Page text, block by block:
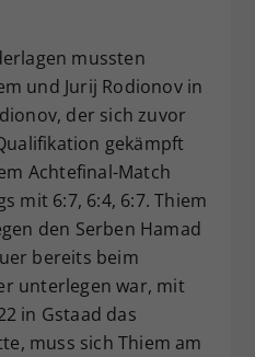
mussten
und Jurij Rodionov in
der sich zuvor
gekämpft
Achtefinal-Match
mit 6:7, 6:4, 6:7. Thiem
den Serben Hamad
bereits beim
unterlegen war, mit
in Gstaad das
muss sich Thiem am